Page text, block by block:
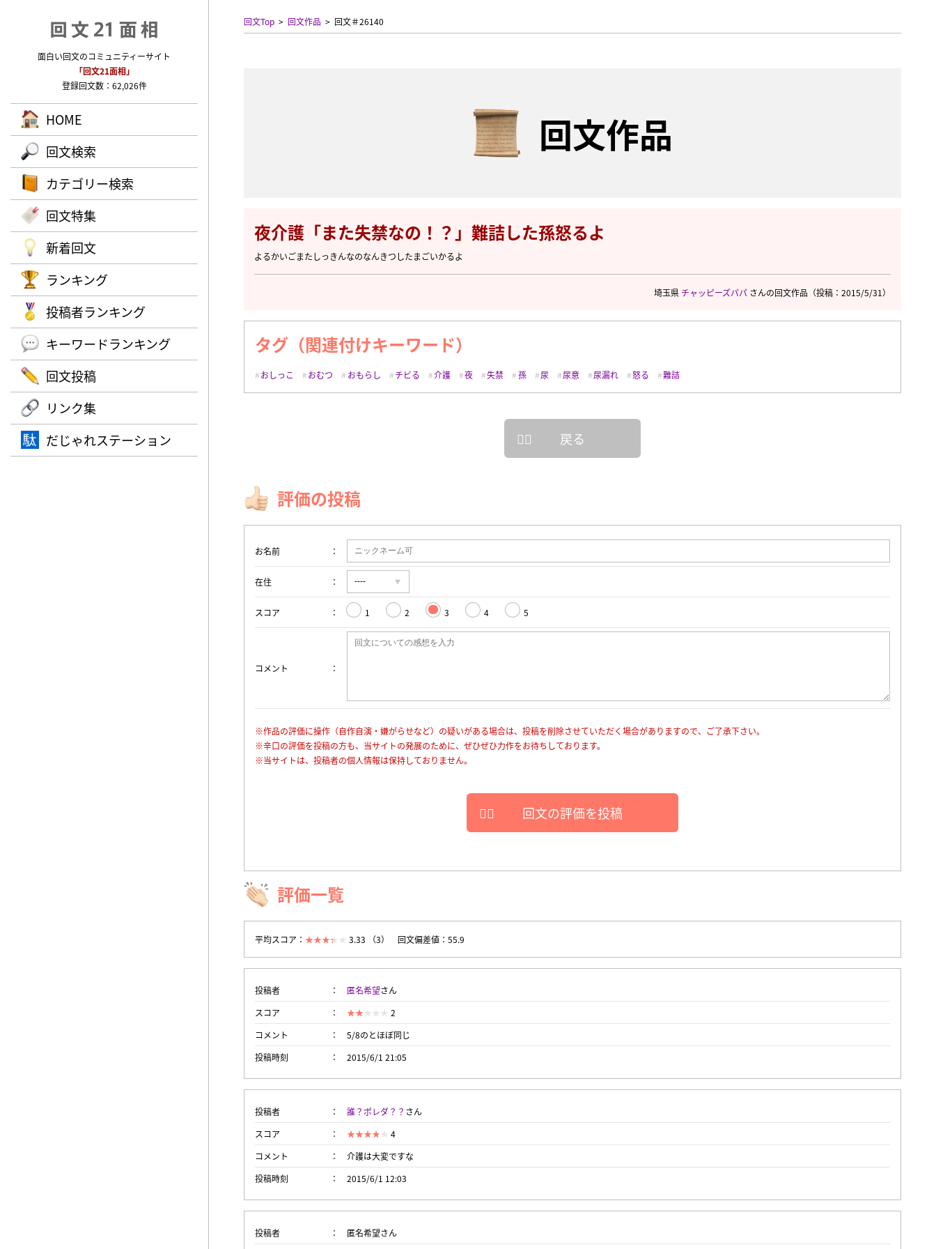
面白い回文のコミュニティーサイト
「回文21面相」
登録回文数：62,026件
HOME
回文検索
カテゴリー検索
回文特集
新着回文
ランキング
投稿者ランキング
キーワードランキング
回文投稿
リンク集
だじゃれステーション
回文Top 回文作品 回文＃26140
回文作品
夜介護「また失禁なの！？」難詰した孫怒るよ
よるかいごまたしっきんなのなんきつしたまごいかるよ
埼玉県 チャッピーズパパ さんの回文作品 （投稿：2015/5/31）
タグ（関連付けキーワード）
おしっこ おむつ おもらし チビる 介護 夜 失禁 孫 尿 尿意 尿漏れ 怒る 難詰
戻る
評価の投稿
お名前
在住
スコア 1 2 3 4 5
コメント
※作品の評価に操作（自作自演・嫌がらせなど）の疑いがある場合は、投稿を削除させていただく場合がありますので、ご了承下さい。
※辛口の評価を投稿の方も、当サイトの発展のために、ぜひぜひ力作をお待ちしております。
※当サイトは、投稿者の個人情報は保持しておりません。
回文の評価を投稿
評価一覧
平均スコア： 3.33 （3） 回文偏差値：55.9
投稿者 匿名希望さん
スコア
2
コメント
5/8のとほぼ同じ
投稿時刻
2015/6/1 21:05
投稿者 誰？ポレダ？？ さん
スコア
4
コメント
介護は大変ですな
投稿時刻
2015/6/1 12:03
投稿者 匿名希望さん